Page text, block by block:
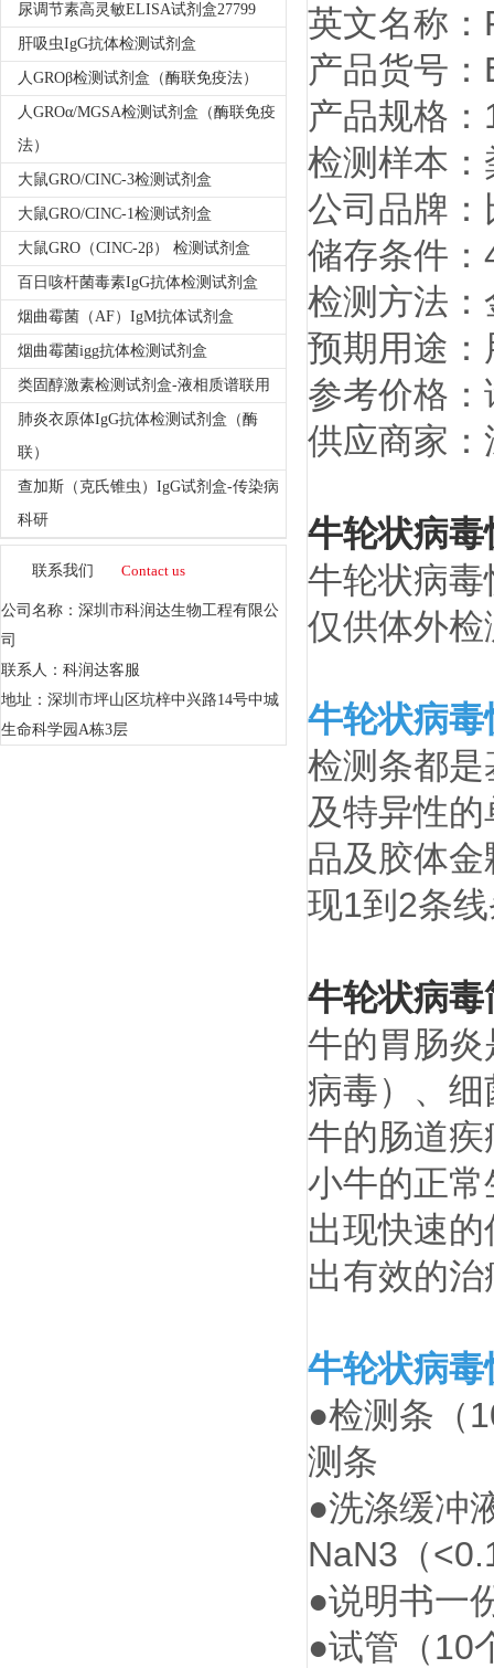
尿调节素高灵敏ELISA试剂盒27799
肝吸虫IgG抗体检测试剂盒
人GROβ检测试剂盒（酶联免疫法）
人GROα/MGSA检测试剂盒（酶联免疫
法）
大鼠GRO/CINC-3检测试剂盒
大鼠GRO/CINC-1检测试剂盒
大鼠GRO（CINC-2β） 检测试剂盒
百日咳杆菌毒素IgG抗体检测试剂盒
烟曲霉菌（AF）IgM抗体试剂盒
烟曲霉菌igg抗体检测试剂盒
类固醇激素检测试剂盒-液相质谱联用
肺炎衣原体IgG抗体检测试剂盒（酶
联）
查加斯（克氏锥虫）IgG试剂盒-传染病
科研
联系我们 Contact us
公司名称：深圳市科润达生物工程有限公
司
联系人：科润达客服
地址：深圳市坪山区坑梓中兴路14号中城
生命科学园A栋3层
英文名称
产品货号
产品规格：
检测样本：
公司品牌
储存条件
检测方法
预期用途
参考价格：
供应商家
牛轮状病
牛轮状病
仅供体外
牛轮状病
检测条都
及特异性
品及胶体
现1到2条
牛轮状病毒
牛的胃肠
病毒）、
牛的肠道
小牛的正
出现快速
出有效的
牛轮状病
●检测条（
测条
●洗涤缓冲
NaN3（
●说明书一
●试管（10